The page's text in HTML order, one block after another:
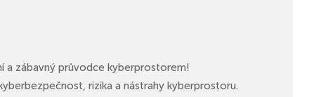
a zábavný průvodce kyberprostorem!
rizika a nástrahy kyberprostoru.